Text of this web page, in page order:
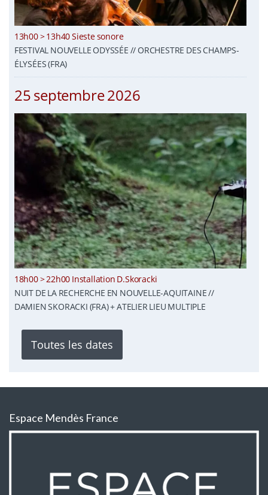
13h00 > 13h40 Sieste sonore
FESTIVAL NOUVELLE ODYSSÉE // ORCHESTRE DES CHAMPS-
ÉLYSÉES (FRA)
25 septembre 2026
18h00 > 22h00 Installation D.Skoracki
NUIT DE LA RECHERCHE EN NOUVELLE-AQUITAINE //
DAMIEN SKORACKI (FRA) + ATELIER LIEU MULTIPLE
Toutes les dates
Espace Mendès France